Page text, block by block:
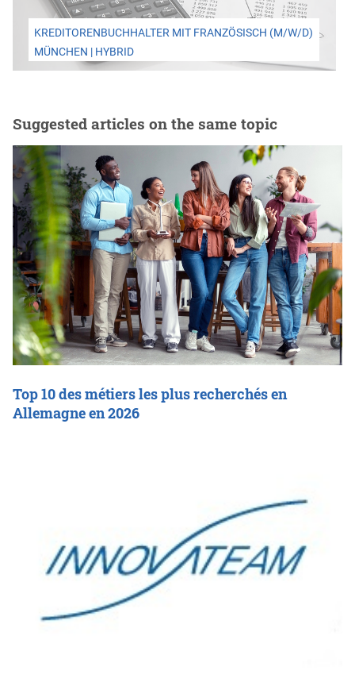
KREDITORENBUCHHALTER MIT FRANZÖSISCH (M/W/D)
MÜNCHEN | HYBRID
Suggested articles on the same topic
Top 10 des métiers les plus recherchés en
Allemagne en 2026